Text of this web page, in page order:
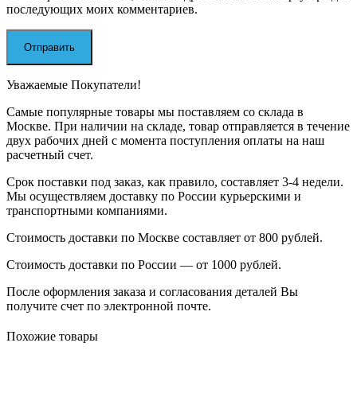
последующих моих комментариев.
Уважаемые Покупатели!
Самые популярные товары мы поставляем со склада в
Москве. При наличии на складе, товар отправляется в течение
двух рабочих дней с момента поступления оплаты на наш
расчетный счет.
Срок поставки под заказ, как правило, составляет 3-4 недели.
Мы осуществляем доставку по России курьерскими и
транспортными компаниями.
Стоимость доставки по Москве составляет от 800 рублей.
Стоимость доставки по России — от 1000 рублей.
После оформления заказа и согласования деталей Вы
получите счет по электронной почте.
Похожие товары